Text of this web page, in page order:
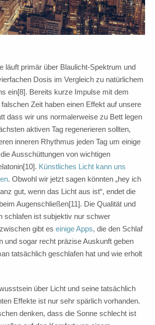
läuft primär über Blaulicht-Spektrum und
Dosis im Vergleich zu natürlichem
ein[8]. Bereits kurze Impulse mit dem
Zeit haben einen Effekt auf unsere
dass wir uns normalerweise zu Bett legen
aktiven Tag regenerieren sollten,
inneren Rhythmus jeden Tag um einige
Ausschüttungen von wichtigen
Künstliches Licht kann uns
. Obwohl wir jetzt sagen könnten „hey ich
gut, wenn das Licht aus ist“, endet die
Augenschließen[11]. Die Qualität und
schlafen ist subjektiv nur schwer
gibt es einige Apps, die den Schlaf
und sogar recht präzise Auskunft geben
tatsächlich geschlafen hat und wie erholt
über Licht und seine tatsächlich
Effekte ist nur sehr spärlich vorhanden.
denken, dass die Sonne schlecht ist